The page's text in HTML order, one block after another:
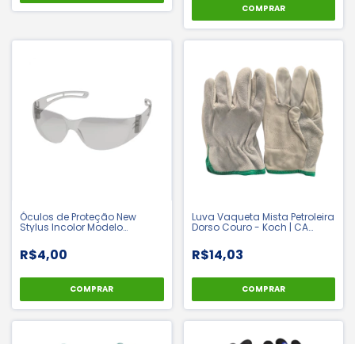
Óculos de Proteção New
Stylus Incolor Modelo
42721
R$4,00
COMPRAR
Luva Vaqueta Mista Petroleira
Dorso Couro - Koch | CA
R$14,03
COMPRAR